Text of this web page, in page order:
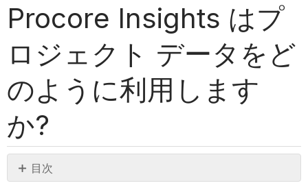
Procore Insights はプ
ロジェクト データをど
のように利用します
か?
目次